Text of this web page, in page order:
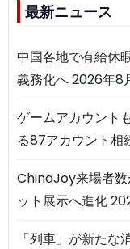
最新ニュース
中国各地で有給休
義務化へ2026年8
ゲームアカウント
る87アカウント相
ChinaJoy来場者
ット展示へ進化
「列車」が新た